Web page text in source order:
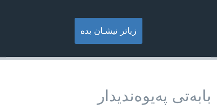
زیاتر نیشـان بده‌
بابه‌تی په‌یوه‌ندیدار